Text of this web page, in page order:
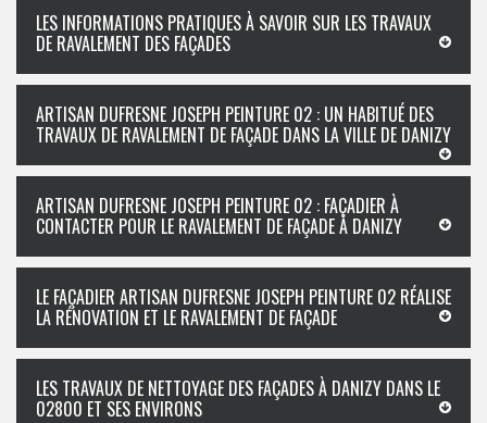
LES INFORMATIONS PRATIQUES À SAVOIR SUR LES TRAVAUX
DE RAVALEMENT DES FAÇADES
ARTISAN DUFRESNE JOSEPH PEINTURE 02 : UN HABITUÉ DES
TRAVAUX DE RAVALEMENT DE FAÇADE DANS LA VILLE DE DANIZY
ARTISAN DUFRESNE JOSEPH PEINTURE 02 : FAÇADIER À
CONTACTER POUR LE RAVALEMENT DE FAÇADE À DANIZY
LE FAÇADIER ARTISAN DUFRESNE JOSEPH PEINTURE 02 RÉALISE
LA RÉNOVATION ET LE RAVALEMENT DE FAÇADE
LES TRAVAUX DE NETTOYAGE DES FAÇADES À DANIZY DANS LE
02800 ET SES ENVIRONS